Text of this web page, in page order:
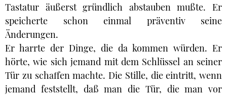
Tastatur äußerst gründlich abstauben mußte. Er
speicherte schon einmal präventiv seine
Änderungen.
Er harrte der Dinge, die da kommen würden. Er
hörte, wie sich jemand mit dem Schlüssel an seiner
Tür zu schaffen machte. Die Stille, die eintritt, wenn
jemand feststellt, daß man die Tür, die man vor